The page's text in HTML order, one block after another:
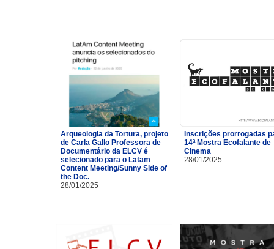
Arqueologia da Tortura, projeto
de Carla Gallo Professora de
Documentário da ELCV é
selecionado para o Latam
Content Meeting/Sunny Side of
the Doc.
28/01/2025
Inscrições prorrogadas
14ª Mostra Ecofalante de
Cinema
28/01/2025